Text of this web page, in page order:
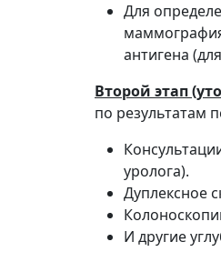
Для
антигена
Второй этап
по результатам
уролога).
Дуплексное
И другие